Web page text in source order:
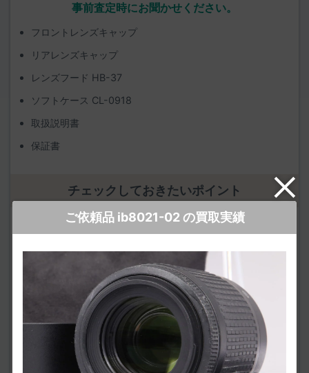
ご依頼品 ib8021-02 の買取実績
事前査定時にお聞かせください。
フロントレンズキャップ
リアレンズキャップ
レンズフード HB-37
ソフトケース CL-0918
取扱説明書
保証書
チェックしておきたいポイント
該当する点がありましたら
レンズ内外に「カビ・くもり・キズ・目立つチリ」はな
いか（強い明かりにかざしたり透かしたりして見てみま
しょう）。
鏡胴のラバー（ゴムグリップ）にベタつきや浮き・剥が
れはないか。